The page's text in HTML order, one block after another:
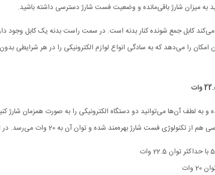
به میزان شارژ باقی‌مانده و وضعیت فست شارژ دسترسی داشته باشید.
کابل جمع شونده کنار بدنه است. در سمت راست بدنه یک کابل وجود
آن به 20 وات می‌رسد. در ادامه ولتاژ و شدت جریان ورودی هر یک از درگاه‌ها را مشاهده می‌کنید.